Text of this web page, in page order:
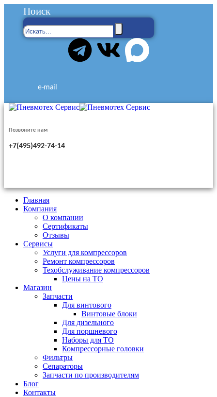
Поиск
e-mail
Позвоните нам
+7(495)492-74-14
Главная
Компания
О компании
Сертификаты
Отзывы
Сервисы
Услуги для компрессоров
Ремонт компрессоров
Техобслуживание компрессоров
Цены на ТО
Магазин
Запчасти
Для винтового
Винтовые блоки
Для дизельного
Для поршневого
Наборы для ТО
Компрессорные головки
Фильтры
Сепараторы
Запчасти по производителям
Блог
Контакты